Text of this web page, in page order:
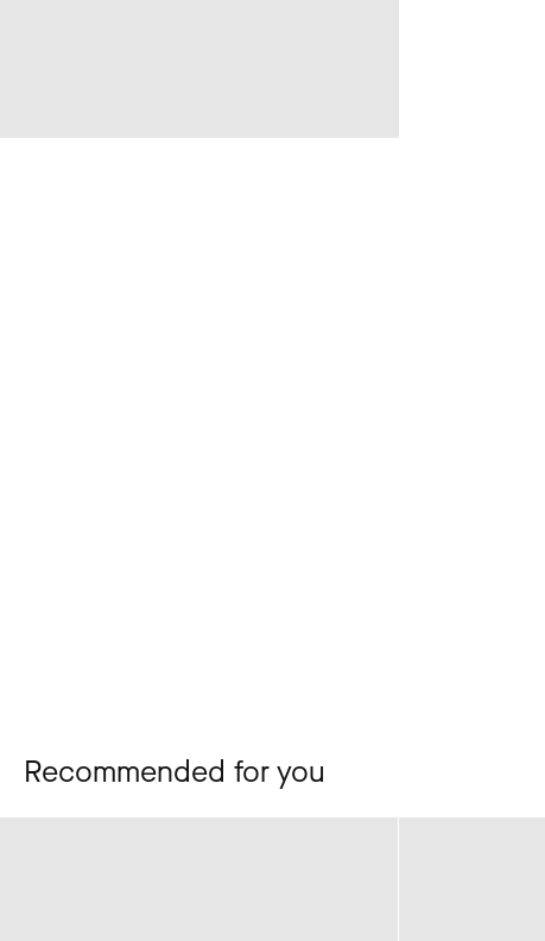
Recommended for you